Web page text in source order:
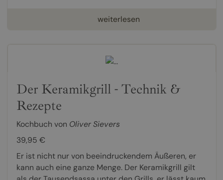
weiterlesen
Der Keramikgrill - Technik &
Rezepte
Kochbuch von Oliver Sievers
39,95 €
Er ist nicht nur von beeindruckendem Äußeren, er
kann auch eine ganze Menge. Der Keramikgrill gilt